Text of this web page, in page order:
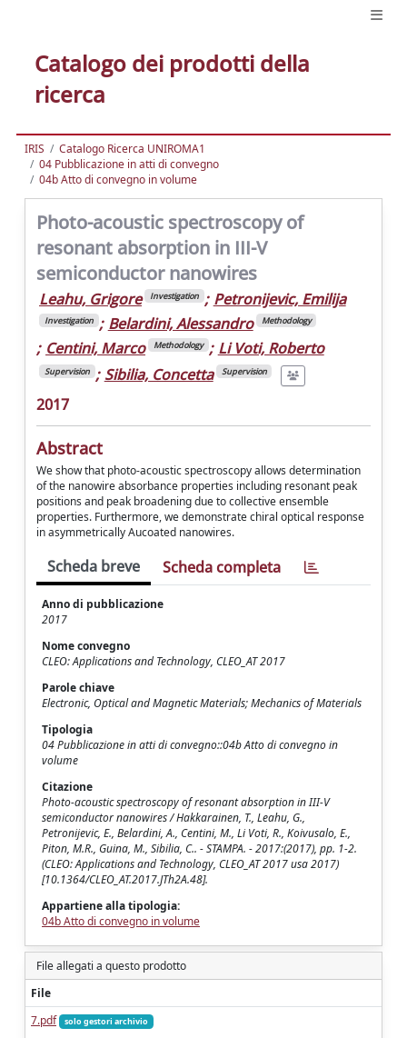
Catalogo dei prodotti della
ricerca
IRIS
Catalogo Ricerca UNIROMA1
04 Pubblicazione in atti di convegno
04b Atto di convegno in volume
Photo-acoustic spectroscopy of
resonant absorption in III-V
semiconductor nanowires
Leahu, Grigore Investigation ; Petronijevic, Emilija
Investigation ; Belardini, Alessandro Methodology
; Centini, Marco Methodology ; Li Voti, Roberto
Supervision ; Sibilia, Concetta Supervision
2017
Abstract
We show that photo-acoustic spectroscopy allows determination
of the nanowire absorbance properties including resonant peak
positions and peak broadening due to collective ensemble
properties. Furthermore, we demonstrate chiral optical response
in asymmetrically Aucoated nanowires.
Scheda breve Scheda completa
Anno di pubblicazione
2017
Nome convegno
CLEO: Applications and Technology, CLEO_AT 2017
Parole chiave
Electronic, Optical and Magnetic Materials; Mechanics of Materials
Tipologia
04 Pubblicazione in atti di convegno::04b Atto di convegno in
volume
Citazione
Photo-acoustic spectroscopy of resonant absorption in III-V
semiconductor nanowires / Hakkarainen, T., Leahu, G.,
Petronijevic, E., Belardini, A., Centini, M., Li Voti, R., Koivusalo, E.,
Piton, M.R., Guina, M., Sibilia, C.. - STAMPA. - 2017:(2017), pp. 1-2.
(CLEO: Applications and Technology, CLEO_AT 2017 usa 2017)
[10.1364/CLEO_AT.2017.JTh2A.48].
Appartiene alla tipologia:
04b Atto di convegno in volume
File allegati a questo prodotto
File
7.pdf
solo gestori archivio